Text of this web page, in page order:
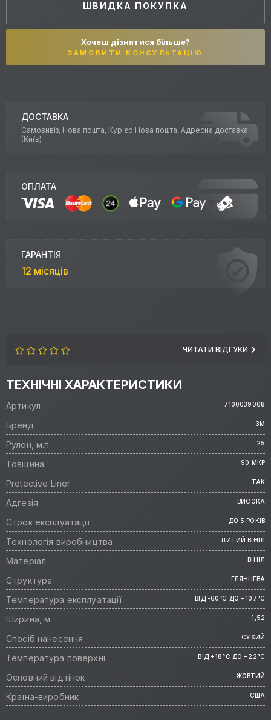
ЧИТАТИ ВІДГУКИ
ТЕХНІЧНІ ХАРАКТЕРИСТИКИ
Артикул 7100039008
Бренд 3M
Рулон, м.п. 25
Товщина 90 МКР
Protective Liner ТАК
Адгезія ВИСОКА
Строк експлуатації ДО 5 РОКІВ
Технологія виробництва ЛИТИЙ ВІНІЛ
Матеріал ВІНІЛ
Структура ГЛЯНЦЕВА
Температура експлуатації ВІД -60°C ДО +107°C
Ширина, м 1,52
Спосіб нанесення СУХИЙ
Температура поверхні ВІД +18°C ДО +22°C
Основний відтінок ЖОВТИЙ
Країна-виробник США
ШВИДКА ПОКУПКА
Хочеш дізнатися більше?
ЗАМОВИТИ КОНСУЛЬТАЦІЮ
ДОСТАВКА
Самовивіз, Нова пошта, Кур'єр Нова пошта, Адресна доставка
(Київ)
ОПЛАТА
ГАРАНТІЯ
12 місяців